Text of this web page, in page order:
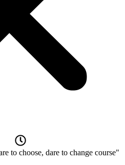
to choose, dare to change course"